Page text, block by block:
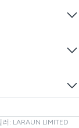
: LARAUN LIMITED